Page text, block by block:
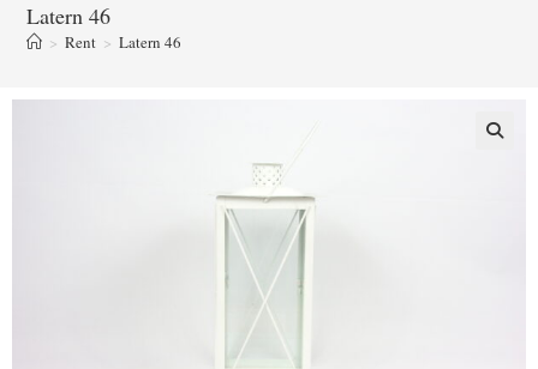
Latern 46
> Rent > Latern 46